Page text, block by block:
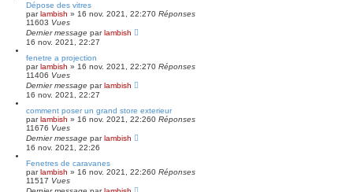
Dépose des vitres
parlambish » 16 nov. 2021, 22:270 Réponses
11603 Vues
Dernier message parlambish
16 nov. 2021, 22:27
fenetre a projection
parlambish » 16 nov. 2021, 22:270 Réponses
11406 Vues
Dernier message parlambish
16 nov. 2021, 22:27
comment poser un grand store exterieur
parlambish » 16 nov. 2021, 22:260 Réponses
11676 Vues
Dernier message parlambish
16 nov. 2021, 22:26
Fenetres de caravanes
parlambish » 16 nov. 2021, 22:260 Réponses
11517 Vues